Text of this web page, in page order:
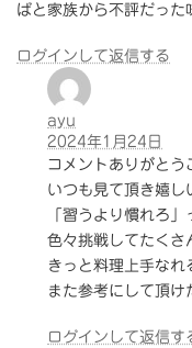
ばと家族から不評だった
ログインして返信する
ayu
2024年1月24日
コメントありがとう
いつも見て頂き嬉
「習うより慣れろ
色々挑戦してたくさ
きっと料理上手なれ
また参考にして頂け
ログインして返信す